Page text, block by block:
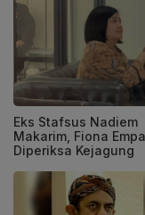
Eks Stafsus Nadiem
Makarim, Fiona
Diperiksa Kejagung